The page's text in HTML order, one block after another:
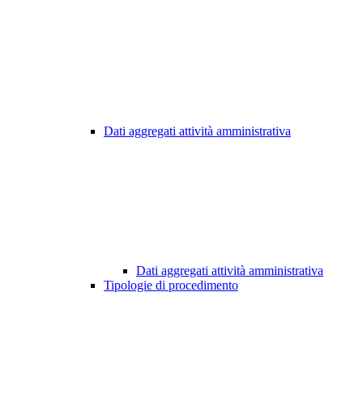
Dati aggregati attività amministrativa
Dati aggregati attività amministrativa
Tipologie di procedimento